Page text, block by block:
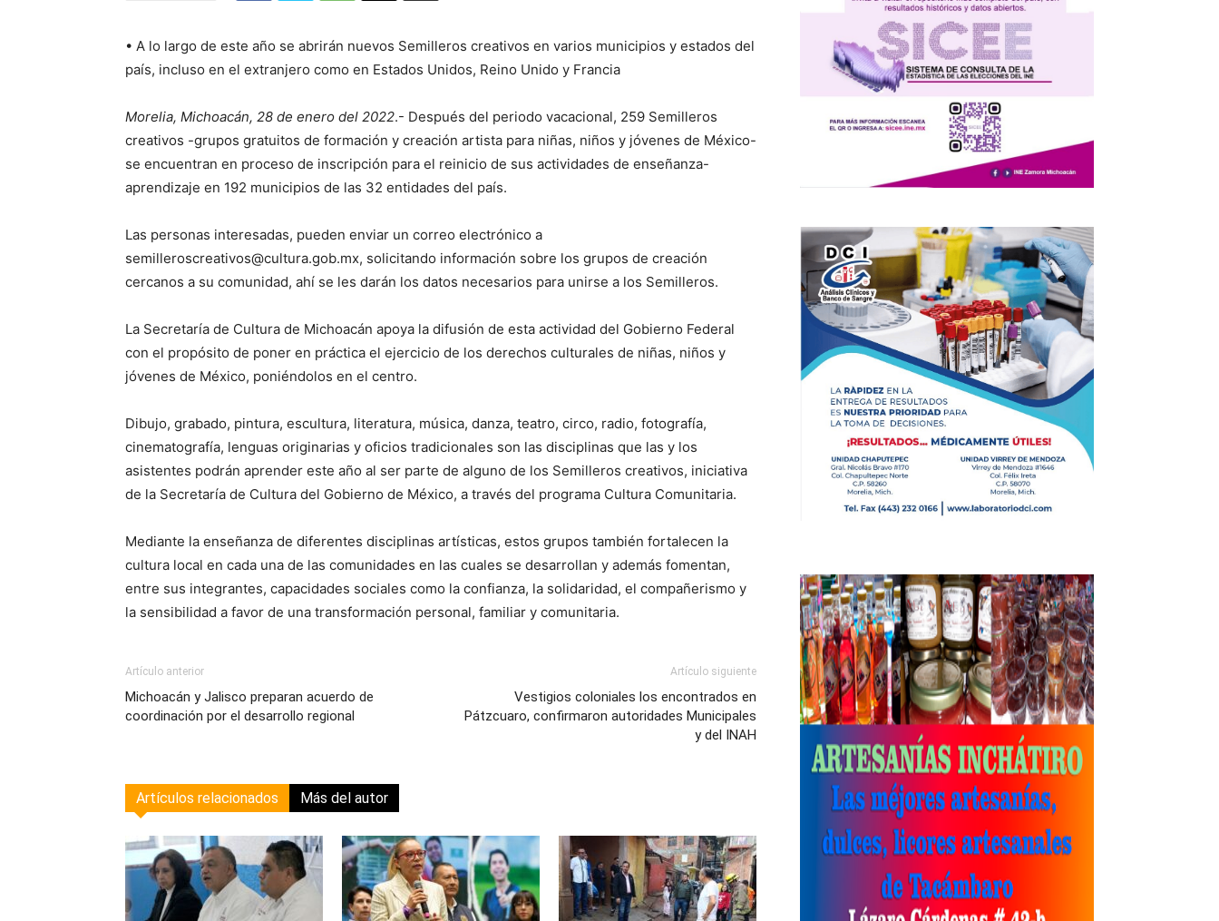
• A lo largo de este año se abrirán nuevos Semilleros creativos en varios municipios y estados del
país, incluso en el extranjero como en Estados Unidos, Reino Unido y Francia
Morelia, Michoacán, 28 de enero del 2022.- Después del periodo vacacional, 259 Semilleros
creativos -grupos gratuitos de formación y creación artista para niñas, niños y jóvenes de México-
se encuentran en proceso de inscripción para el reinicio de sus actividades de enseñanza-
aprendizaje en 192 municipios de las 32 entidades del país.
Las personas interesadas, pueden enviar un correo electrónico a
semilleroscreativos@cultura.gob.mx, solicitando información sobre los grupos de creación
cercanos a su comunidad, ahí se les darán los datos necesarios para unirse a los Semilleros.
La Secretaría de Cultura de Michoacán apoya la difusión de esta actividad del Gobierno Federal
con el propósito de poner en práctica el ejercicio de los derechos culturales de niñas, niños y
jóvenes de México, poniéndolos en el centro.
Dibujo, grabado, pintura, escultura, literatura, música, danza, teatro, circo, radio, fotografía,
cinematografía, lenguas originarias y oficios tradicionales son las disciplinas que las y los
asistentes podrán aprender este año al ser parte de alguno de los Semilleros creativos, iniciativa
de la Secretaría de Cultura del Gobierno de México, a través del programa Cultura Comunitaria.
Mediante la enseñanza de diferentes disciplinas artísticas, estos grupos también fortalecen la
cultura local en cada una de las comunidades en las cuales se desarrollan y además fomentan,
entre sus integrantes, capacidades sociales como la confianza, la solidaridad, el compañerismo y
la sensibilidad a favor de una transformación personal, familiar y comunitaria.
Artículo anterior
Michoacán y Jalisco preparan acuerdo de
coordinación por el desarrollo regional
Artículo siguiente
Vestigios coloniales los encontrados en
Pátzcuaro, confirmaron autoridades Municipales
y del INAH
Artículos relacionados Más del autor